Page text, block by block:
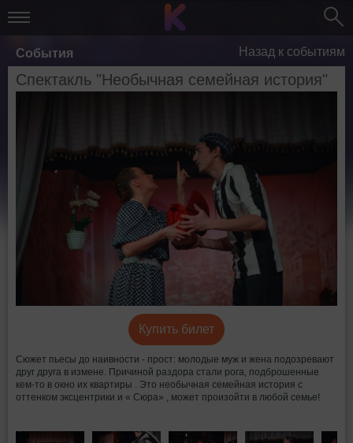
События Назад к событиям
Спектакль "Необычная семейная история"
Купить билет
Сюжет пьесы до наивности - прост: молодые муж и жена подозревают
друг друга в измене. Причиной раздора стали рога, подброшенные
кем-то в окно их квартиры . Это необычная семейная история c
оттенком эксцентрики и « Сюра» , может произойти в любой семье!